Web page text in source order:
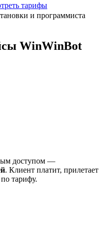
тарифы
и программиста
WinWinBot
доступом —
. Клиент платит, прилетает
тарифу.